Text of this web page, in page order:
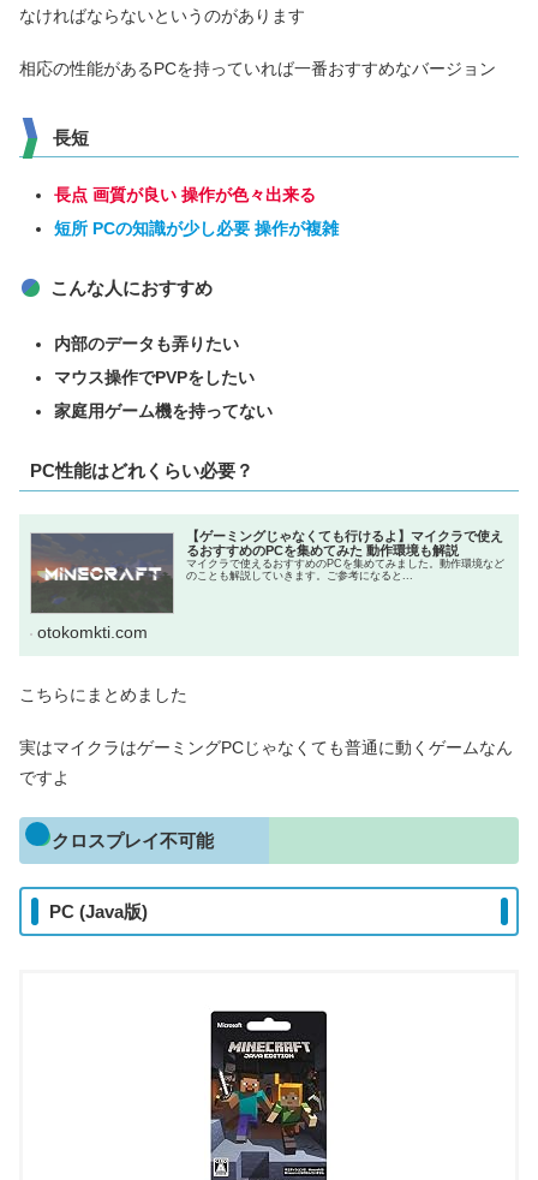
なければならないというのがあります
相応の性能があるPCを持っていれば一番おすすめなバージョン
長短
長点 画質が良い 操作が色々出来る
短所 PCの知識が少し必要 操作が複雑
こんな人におすすめ
内部のデータも弄りたい
マウス操作でPVPをしたい
家庭用ゲーム機を持ってない
PC性能はどれくらい必要？
【ゲーミングじゃなくても行けるよ】マイクラで使え
るおすすめのPCを集めてみた 動作環境も解説
マイクラで使えるおすすめのPCを集めてみました。動作環境など
のことも解説していきます。ご参考になると...
otokomkti.com
こちらにまとめました
実はマイクラはゲーミングPCじゃなくても普通に動くゲームなん
ですよ
クロスプレイ不可能
PC (Java版)